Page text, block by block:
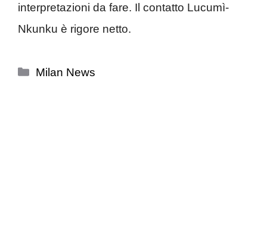
interpretazioni da fare. Il contatto Lucumì-
Nkunku è rigore netto.
Categorie
Milan News